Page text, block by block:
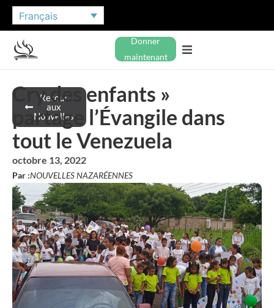
Français
Donner
maintenant
Retour
aux
Nouvelles
Cry des enfants »
partage l’Évangile dans
tout le Venezuela
octobre 13, 2022
Par :NOUVELLES NAZARÉENNES